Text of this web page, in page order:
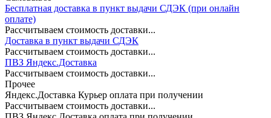
Бесплатная доставка в пункт выдачи СДЭК (при онлайн
оплате)
Рассчитываем стоимость доставки...
Доставка в пункт выдачи СДЭК
Рассчитываем стоимость доставки...
ПВЗ Яндекс.Доставка
Рассчитываем стоимость доставки...
Прочее
Яндекс.Доставка Курьер оплата при получении
Рассчитываем стоимость доставки...